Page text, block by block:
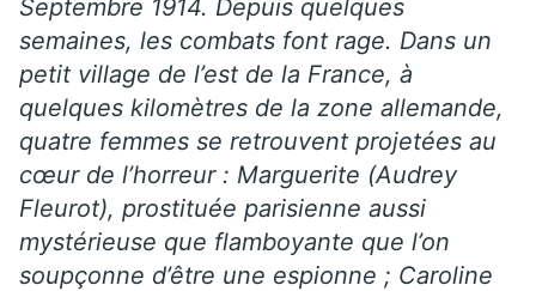
Septembre 1914. Depuis quelques
semaines, les combats font rage. Dans un
petit village de l’est de la France, à
quelques kilomètres de la zone allemande,
quatre femmes se retrouvent projetées au
cœur de l’horreur : Marguerite (Audrey
Fleurot), prostituée parisienne aussi
mystérieuse que flamboyante que l’on
soupçonne d’être une espionne ; Caroline